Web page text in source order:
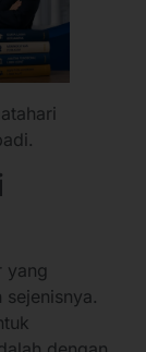
yang